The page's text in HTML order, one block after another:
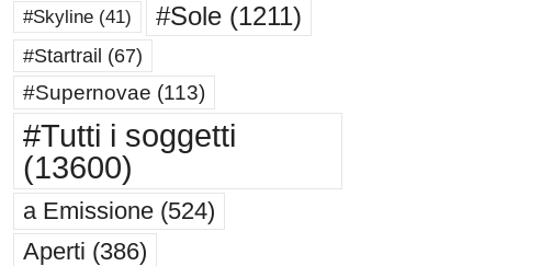
#Skyline(41) #Sole(1211)
#Startrail (67)
#Supernovae (113)
#Tutti i soggetti
(13600)
a Emissione(524)
Aperti (386)